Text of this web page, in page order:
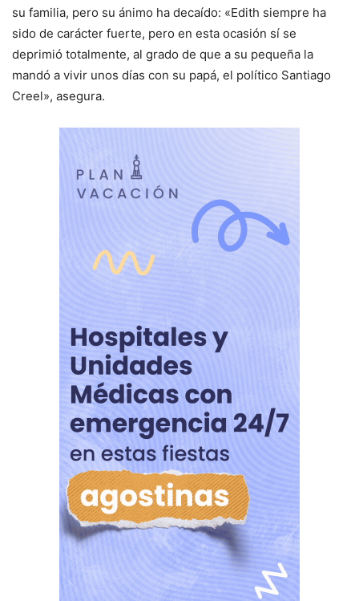
su familia, pero su ánimo ha decaído: «Edith siempre ha
sido de carácter fuerte, pero en esta ocasión sí se
deprimió totalmente, al grado de que a su pequeña la
mandó a vivir unos días con su papá, el político Santiago
Creel», asegura.